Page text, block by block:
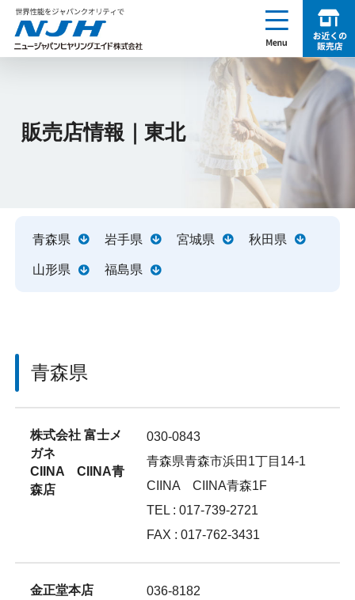
NJH ニュージャパンヒヤリングエイド株式会社
お近くの販売店を探す
販売店情報｜東北
青森県 岩手県 宮城県 秋田県
山形県 福島県
青森県
株式会社 富士メ
ガネ
CIINA CIINA青
森店
030-0843
青森県青森市浜田1丁目14-1
CIINA CIINA青森1F
TEL : 017-739-2721
FAX : 017-762-3431
金正堂本店
036-8182